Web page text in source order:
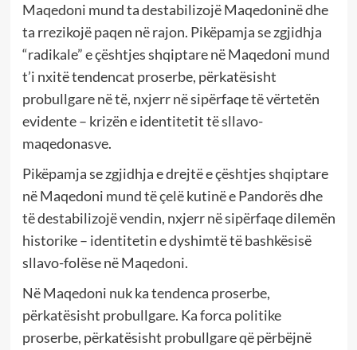
Maqedoni mund ta destabilizojë Maqedoninë dhe
ta rrezikojë paqen në rajon. Pikëpamja se zgjidhja
“radikale” e çështjes shqiptare në Maqedoni mund
t’i nxitë tendencat proserbe, përkatësisht
probullgare në të, nxjerr në sipërfaqe të vërtetën
evidente – krizën e identitetit të sllavo-
maqedonasve.
Pikëpamja se zgjidhja e drejtë e çështjes shqiptare
në Maqedoni mund të çelë kutinë e Pandorës dhe
të destabilizojë vendin, nxjerr në sipërfaqe dilemën
historike – identitetin e dyshimtë të bashkësisë
sllavo-folëse në Maqedoni.
Në Maqedoni nuk ka tendenca proserbe,
përkatësisht probullgare. Ka forca politike
proserbe, përkatësisht probullgare që përbëjnë